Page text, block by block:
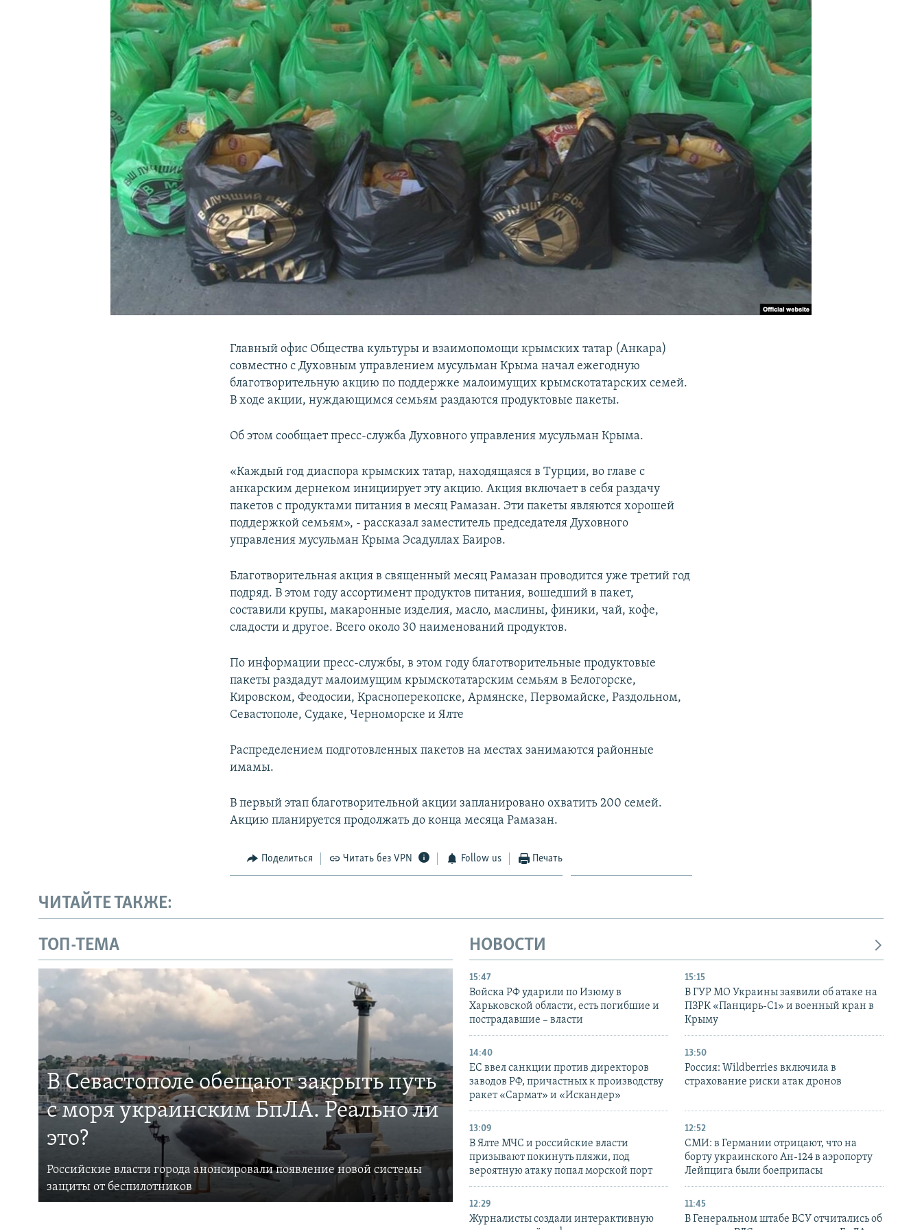
КРЫМ.НЕПОКОРЕННЫЙ
УКРАИНСКАЯ ПРОБЛЕМА КРЫМА
Главный офис Общества культуры и взаимопомощи крымских татар (Анкара)
совместно с Духовным управлением мусульман Крыма начал ежегодную
благотворительную акцию по поддержке малоимущих крымскотатарских семей.
В ходе акции, нуждающимся семьям раздаются продуктовые пакеты.
Об этом сообщает пресс-служба Духовного управления мусульман Крыма.
«Каждый год диаспора крымских татар, находящаяся в Турции, во главе с
анкарским дернеком инициирует эту акцию. Акция включает в себя раздачу
пакетов с продуктами питания в месяц Рамазан. Эти пакеты являются хорошей
поддержкой семьям», - рассказал заместитель председателя Духовного
управления мусульман Крыма Эсадуллах Баиров.
Благотворительная акция в священный месяц Рамазан проводится уже третий год
подряд. В этом году ассортимент продуктов питания, вошедший в пакет,
составили крупы, макаронные изделия, масло, маслины, финики, чай, кофе,
сладости и другое. Всего около 30 наименований продуктов.
По информации пресс-службы, в этом году благотворительные продуктовые
пакеты раздадут малоимущим крымскотатарским семьям в Белогорске,
Кировском, Феодосии, Красноперекопске, Армянске, Первомайске, Раздольном,
Севастополе, Судаке, Черноморске и Ялте
Распределением подготовленных пакетов на местах занимаются районные
имамы.
В первый этап благотворительной акции запланировано охватить 200 семей.
Акцию планируется продолжать до конца месяца Рамазан.
Поделиться Читать без VPN Follow us Печать
ЧИТАЙТЕ ТАКЖЕ:
ТОП-ТЕМА
В Севастополе обещают закрыть путь
с моря украинским БпЛА. Реально ли
это?
Российские власти города анонсировали появление новой системы
защиты от беспилотников
НОВОСТИ
15:47
Войска РФ ударили по Изюму в
Харьковской области, есть погибшие и
пострадавшие – власти
15:15
В ГУР МО Украины заявили об атаке на
ПЗРК «Панцирь-С1» и военный кран в
Крыму
14:40
ЕС ввел санкции против директоров
заводов РФ, причастных к производству
ракет «Сармат» и «Искандер»
13:50
Россия: Wildberries включила в
страхование риски атак дронов
13:09
В Ялте МЧС и российские власти
призывают покинуть пляжи, под
вероятную атаку попал морской порт
12:52
СМИ: в Германии отрицают, что на
борту украинского Ан-124 в аэропорту
Лейпцига были боеприпасы
12:29
Журналисты создали интерактивную
11:45
В Генеральном штабе ВСУ отчитались об